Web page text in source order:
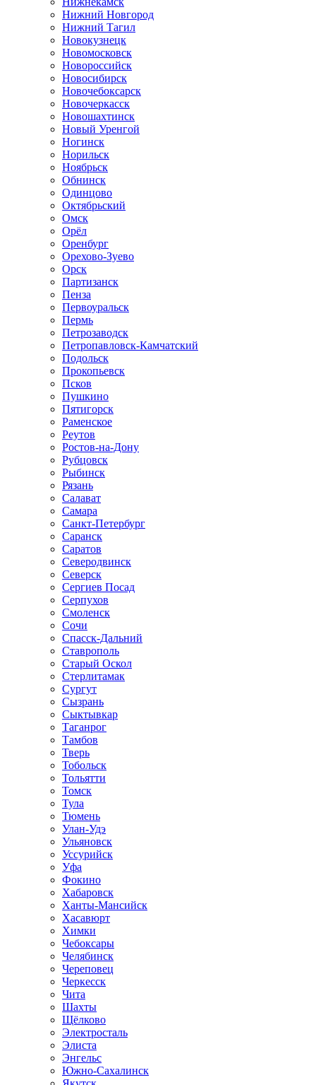
Нижний Новгород
Нижний Тагил
Новокузнецк
Новомосковск
Новороссийск
Новосибирск
Новочебоксарск
Новочеркасск
Новошахтинск
Новый Уренгой
Ногинск
Норильск
Ноябрьск
Обнинск
Одинцово
Октябрьский
Омск
Орёл
Оренбург
Орехово-Зуево
Орск
Партизанск
Пенза
Первоуральск
Пермь
Петрозаводск
Петропавловск-Камчатский
Подольск
Прокопьевск
Псков
Пушкино
Пятигорск
Раменское
Реутов
Ростов-на-Дону
Рубцовск
Рыбинск
Рязань
Салават
Самара
Санкт-Петербург
Саранск
Саратов
Северодвинск
Северск
Сергиев Посад
Серпухов
Смоленск
Сочи
Спасск-Дальний
Ставрополь
Старый Оскол
Стерлитамак
Сургут
Сызрань
Сыктывкар
Таганрог
Тамбов
Тверь
Тобольск
Тольятти
Томск
Тула
Тюмень
Улан-Удэ
Ульяновск
Уссурийск
Уфа
Фокино
Хабаровск
Ханты-Мансийск
Хасавюрт
Химки
Чебоксары
Челябинск
Череповец
Черкесск
Чита
Шахты
Щёлково
Электросталь
Элиста
Энгельс
Южно-Сахалинск